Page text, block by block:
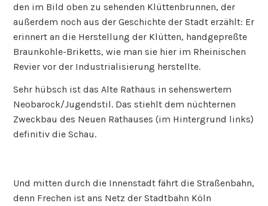
den im Bild oben zu sehenden Klüttenbrunnen, der
außerdem noch aus der Geschichte der Stadt erzählt: Er
erinnert an die Herstellung der Klütten, handgepreßte
Braunkohle-Briketts, wie man sie hier im Rheinischen
Revier vor der Industrialisierung herstellte.
Sehr hübsch ist das Alte Rathaus in sehenswertem
Neobarock/Jugendstil. Das stiehlt dem nüchternen
Zweckbau des Neuen Rathauses (im Hintergrund links)
definitiv die Schau.
Und mitten durch die Innenstadt fährt die Straßenbahn,
denn Frechen ist ans Netz der Stadtbahn Köln